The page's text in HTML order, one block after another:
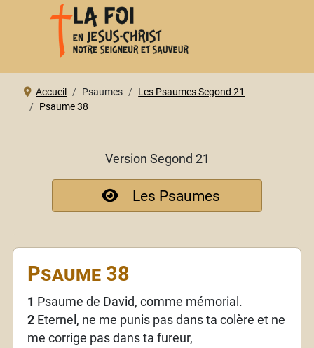
Accueil Psaumes
Les Psaumes Segond 21
Psaume 38
Version Segond 21
Les Psaumes
Psaume 38
1 Psaume de David, comme mémorial.
2Eternel, ne me punis pas dans ta colère et ne
me corrige pas dans ta fureur,